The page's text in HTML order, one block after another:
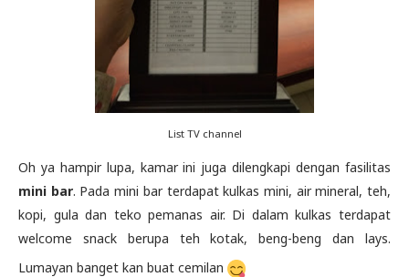
List TV channel
Oh ya hampir lupa, kamar ini juga dilengkapi dengan fasilitas
mini bar. Pada mini bar terdapat kulkas mini, air mineral, teh,
kopi, gula dan teko pemanas air. Di dalam kulkas terdapat
welcome snack berupa teh kotak, beng-beng dan lays.
Lumayan banget kan buat cemilan